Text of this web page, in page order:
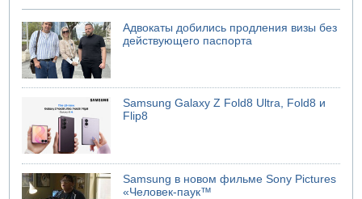
Адвокаты добились продления визы без
действующего паспорта
Samsung Galaxy Z Fold8 Ultra, Fold8 и
Flip8
Samsung в новом фильме Sony Pictures
«Человек-паук™